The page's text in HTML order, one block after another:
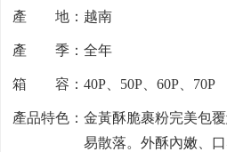
產 地：越南
產 季：全年
箱 容：40P、50P、60P、70P
產品特色：金黃酥脆裹粉完美包
易散落。外酥內嫩、